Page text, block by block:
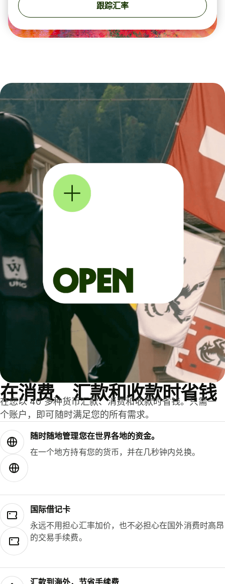
跟踪汇率
在消费、汇款和收款时省钱
在您以 40 多种货币汇款、消费和收款时省钱。只需一
个账户，即可随时满足您的所有需求。
随时随地管理您在世界各地的资金。
在一个地方持有您的货币，并在几秒钟内兑换。
国际借记卡
永远不用担心汇率加价，也不必担心在国外消费时高昂
的交易手续费。